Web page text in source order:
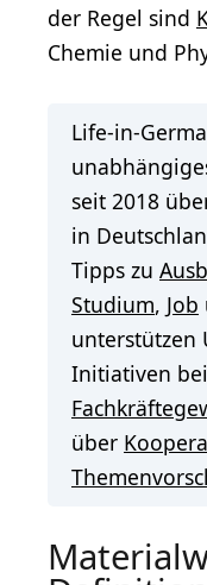
der Regel sind
Chemie und
Life-in-
seit 2018
in
Tipps zu
Studium, Job
unterstützen
Initiativen
über